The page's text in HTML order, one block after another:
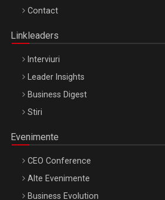
Octombrie
Contact
Linkleaders
Interviuri
Leader Insights
Business Digest
Stiri
Evenimente
CEO Conference
Alte Evenimente
Business Evolution